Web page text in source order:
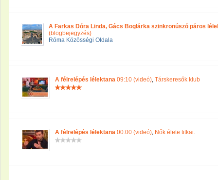
A Farkas Dóra Linda, Gács Boglárka szinkronúszó páros
(blogbejegyzés)
Róma Közösségi Oldala
A félrelépés lélektana 09:10 (videó), Társkeresők klub
A félrelépés lélektana 00:00 (videó), Nők élete titkai.